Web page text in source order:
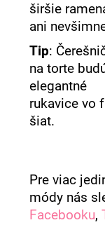
širšie
ani
Tip:
na torte
elegantné
rukavice vo
šiat.
Pre viac
módy nás
Facebooku,